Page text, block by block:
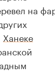
на
Ханеке